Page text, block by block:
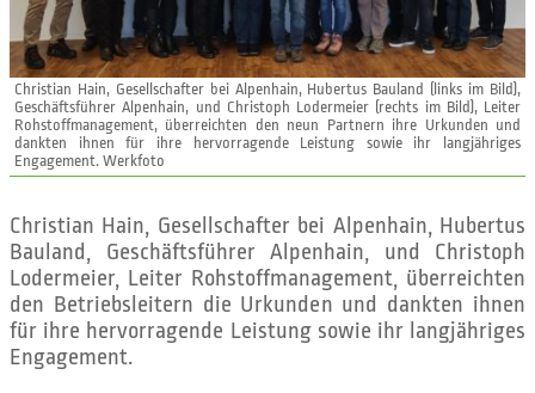
Christian Hain, Gesellschafter bei Alpenhain, Hubertus Bauland (links im Bild),
Geschäftsführer Alpenhain, und Christoph Lodermeier (rechts im Bild), Leiter
Rohstoffmanagement, überreichten den neun Partnern ihre Urkunden und
dankten ihnen für ihre hervorragende Leistung sowie ihr langjähriges
Engagement. Werkfoto
Christian Hain, Gesellschafter bei Alpenhain, Hubertus
Bauland, Geschäftsführer Alpenhain, und Christoph
Lodermeier, Leiter Rohstoffmanagement, überreichten
den Betriebsleitern die Urkunden und dankten ihnen
für ihre hervorragende Leistung sowie ihr langjähriges
Engagement.